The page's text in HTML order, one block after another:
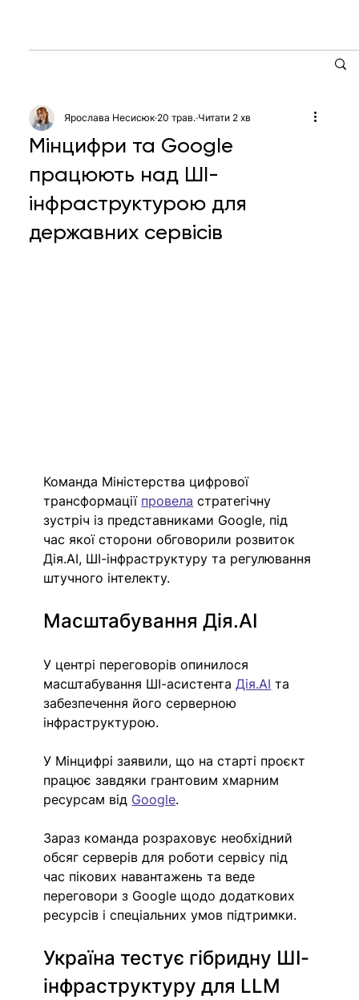
Мінцифри та Google
працюють над ШІ-
інфраструктурою для
державних сервісів
Ярослава Несисюк 20 трав. Читати 2 хв
Команда Міністерства цифрової
трансформації провела стратегічну
зустріч із представниками Google, під
час якої сторони обговорили розвиток
Дія.AI, ШІ-інфраструктуру та регулювання
штучного інтелекту.
Масштабування Дія.AI
У центрі переговорів опинилося
масштабування ШІ-асистента Дія.AI та
забезпечення його серверною
інфраструктурою.
У Мінцифрі заявили, що на старті проєкт
працює завдяки грантовим хмарним
ресурсам від Google.
Зараз команда розраховує необхідний
обсяг серверів для роботи сервісу під
час пікових навантажень та веде
переговори з Google щодо додаткових
ресурсів і спеціальних умов підтримки.
Україна тестує гібридну ШІ-
інфраструктуру для LLM